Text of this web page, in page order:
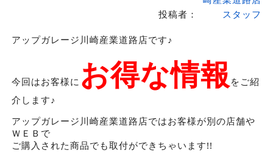
投稿者：
スタッフ
アップガレージ川崎産業道路店です♪
今回はお客様に お得な情報 をご紹
介します♪
アップガレージ川崎産業道路店ではお客様が別の店舗や
ＷＥＢで
ご購入された商品でも取付ができちゃいます!!